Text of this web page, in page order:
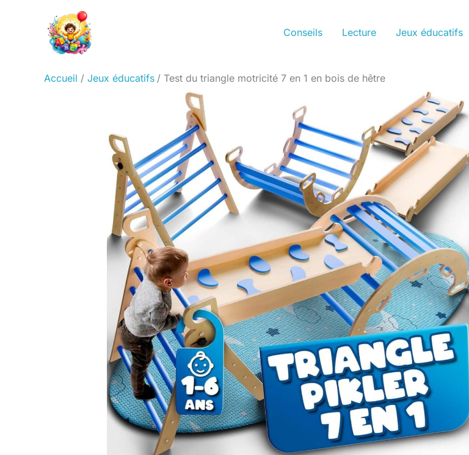
Conseils Lecture Jeux éducatifs
Accueil Jeux éducatifs Test du triangle motricité 7 en 1 en bois de hêtre